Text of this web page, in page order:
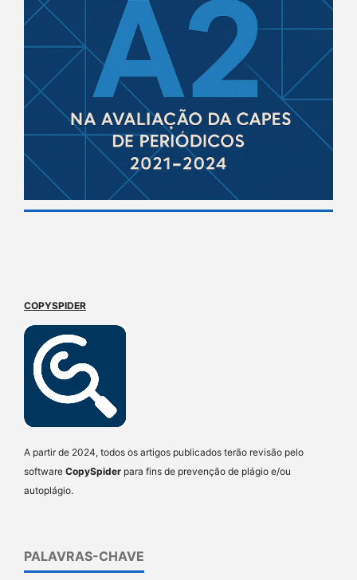
COPYSPIDER
A partir de 2024, todos os artigos publicados terão revisão pelo
software CopySpider para fins de prevenção de plágio e/ou
autoplágio.
PALAVRAS-CHAVE